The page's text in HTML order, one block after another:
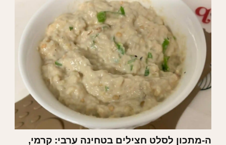
ה-מתכון לסלט חצילים בטחינה ערבי: קרמי,